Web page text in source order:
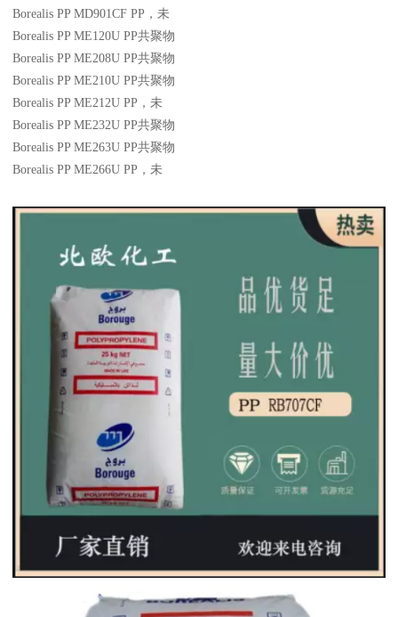
Borealis PP MD901CF PP ，未
Borealis PP ME120U PP共聚物
Borealis PP ME208U PP共聚物
Borealis PP ME210U PP共聚物
Borealis PP ME212U PP ，未
Borealis PP ME232U PP共聚物
Borealis PP ME263U PP共聚物
Borealis PP ME266U PP ，未